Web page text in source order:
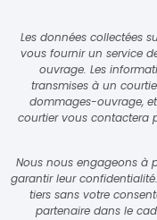
Les données collectées
vous fournir un service
ouvrage. Les
transmises à un
dommages-ouvrage,
courtier vous contactera
Nous nous engageons à
garantir leur
tiers sans votre
partenaire dans le